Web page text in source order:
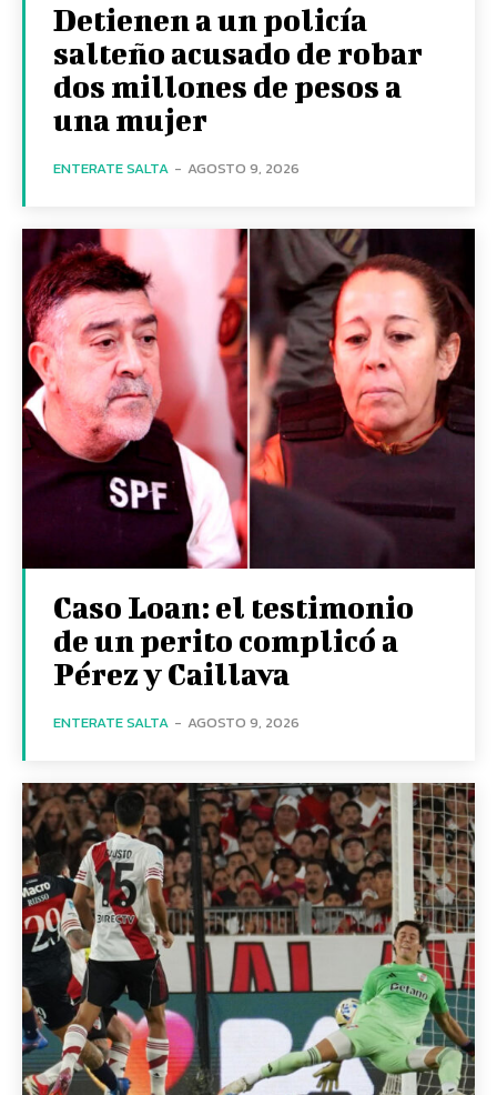
Detienen a un policía
salteño acusado de robar
dos millones de pesos a
una mujer
ENTERATE SALTA - AGOSTO 9, 2026
Caso Loan: el testimonio
de un perito complicó a
Pérez y Caillava
ENTERATE SALTA - AGOSTO 9, 2026